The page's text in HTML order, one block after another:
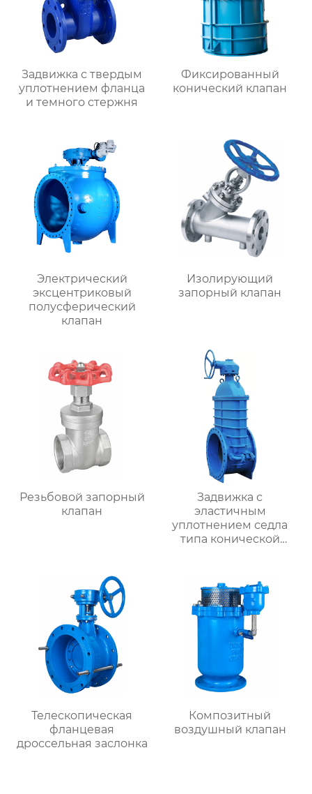
Задвижка с твердым
уплотнением фланца
и темного стержня
Фиксированный
конический клапан
Электрический
эксцентриковый
полусферический
клапан
Изолирующий
запорный клапан
Резьбовой запорный
клапан
Задвижка с
эластичным
уплотнением седла
типа конической
Телескопическая
фланцевая
дроссельная заслонка
Композитный
воздушный клапан